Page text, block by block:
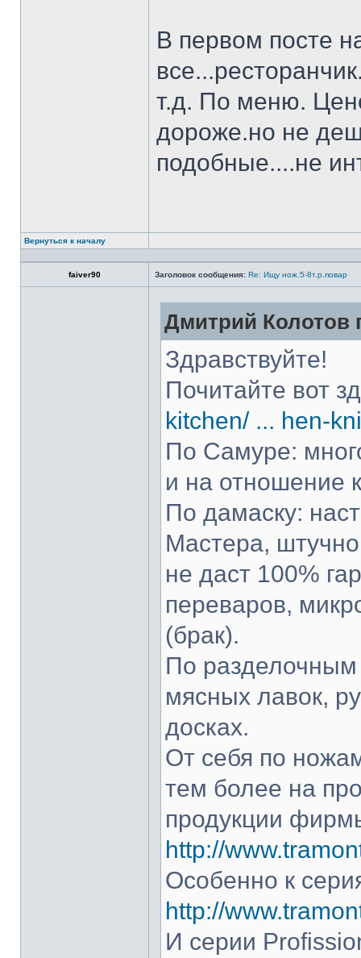
В первом посте
т.д. По меню.
дороже.но не
подобные....не
Вернуться к началу
faiver90 Заголовок сообщения: Re: Ищу нож.5-8т.р.повар
Дмитрий Колотов
Здравствуйте!
Почитайте вот
kitchen/ ... hen-
По Самуре:
и на отношение
По дамаску:
Мастера,
не даст 100%
переваров,
(брак).
По разделочным
мясных лавок,
досках.
От себя по
тем более на
продукции
http://
Особенно к
http://
И серии